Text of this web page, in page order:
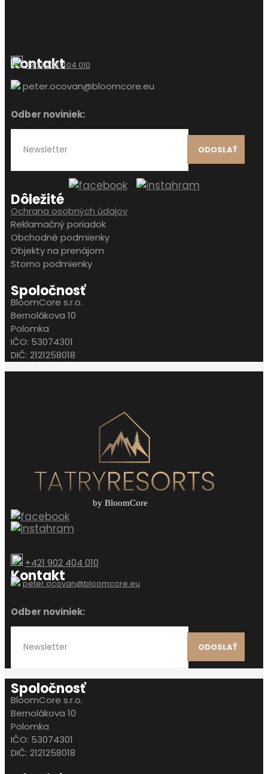
Kontakt
+421 902 404 010
peter.ocovan@bloomcore.eu
Odber noviniek:
ODOSLAŤ
Dôležité
Ochrana osobných údajov
Reklamačný poriadok
Obchodné podmienky
Objekty na prenájom
Storno podmienky
Spoločnosť
BloomCore s.r.o.
Bernolákova 10
Polomka
IČO: 53074301
DIČ: 2121258018
Kontakt
+421 902 404 010
peter.ocovan@bloomcore.eu
Odber noviniek:
ODOSLAŤ
Spoločnosť
BloomCore s.r.o.
Bernolákova 10
Polomka
IČO: 53074301
DIČ: 2121258018